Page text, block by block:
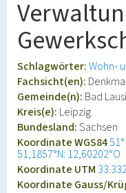
Schlagwörter:Wohn-
Fachsicht(en):
Gemeinde(n): Bad
Kreis(e): Leipzig
Bundesland:Sachsen
Koordinate WGS84
51,1857°N: 12,60202°O
Koordinate UTM
Koordinate Gauss/